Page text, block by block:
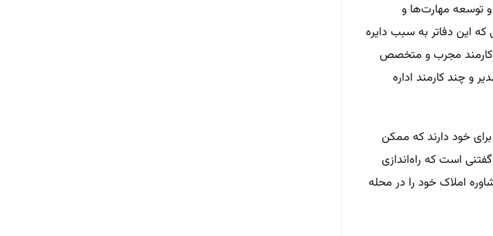
توسعه مهارت‌‌ها و
این دفاتر به سبب دایره
کارمند مجرب و متخصص
و چند کارمند اداره
خود دارند که ممکن
است که راه‌‌اندازی
املاک خود را در محله